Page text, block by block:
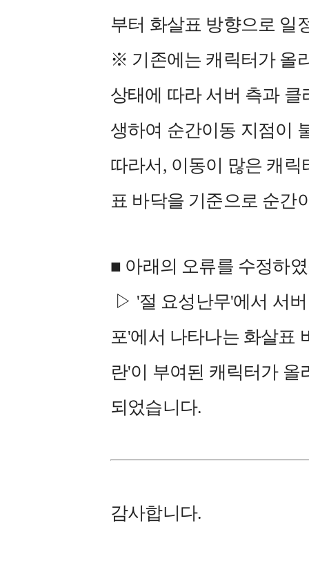
부터 화살표 방향으로 일
※ 기존에는 캐릭터가 올
상태에 따라 서버 측과
생하여 순간이동 지점이
따라서, 이동이 많은 캐
표 바닥을 기준으로 순간
■ 아래의 오류를 수정하
▷ '절 요성난무'에서 서
포'에서 나타나는 화살표
란'이 부여된 캐릭터가
되었습니다.
감사합니다.